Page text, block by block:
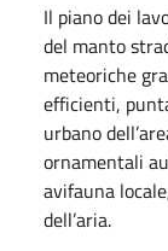
Il piano dei
del manto
meteoriche
efficienti,
urbano
ornamentali
avifauna
dell’aria.